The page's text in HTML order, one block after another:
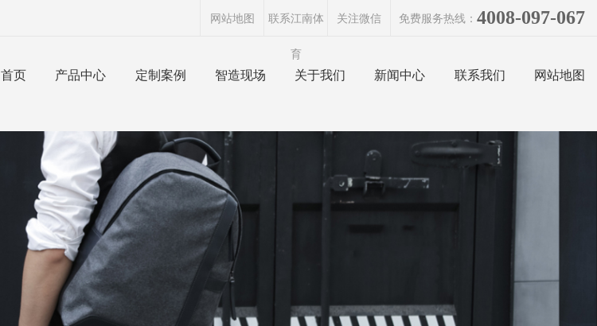
网站地图 联系江南体
育
关注微信 免费服务热线： 4008-097-067
首页 产品中心 定制案例 智造现场 关于我们 新闻中心 联系我们 网站地图